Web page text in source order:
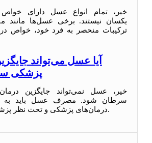
خیر، تمام انواع عسل دارای
یکسان نیستند. برخی عسل‌ها مانند
ترکیبات منحصر به فرد خود، خواص
آیا عسل می‌تواند
پزشکی
خیر، عسل نمی‌تواند جایگزین
سرطان شود. مصرف عسل باید به
درمان‌های پزشکی و تحت نظر پزشک انجام شود.